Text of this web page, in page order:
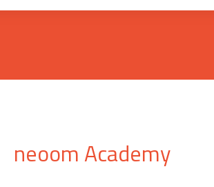
neoom Academy